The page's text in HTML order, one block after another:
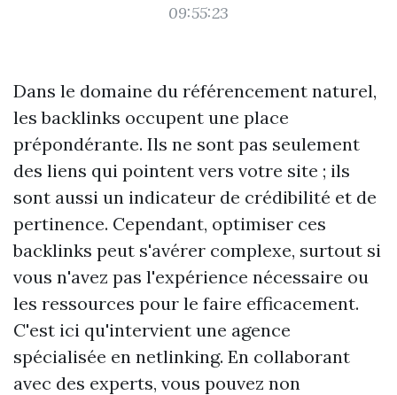
09:55:23
Dans le domaine du référencement naturel,
les backlinks occupent une place
prépondérante. Ils ne sont pas seulement
des liens qui pointent vers votre site ; ils
sont aussi un indicateur de crédibilité et de
pertinence. Cependant, optimiser ces
backlinks peut s'avérer complexe, surtout si
vous n'avez pas l'expérience nécessaire ou
les ressources pour le faire efficacement.
C'est ici qu'intervient une agence
spécialisée en netlinking. En collaborant
avec des experts, vous pouvez non